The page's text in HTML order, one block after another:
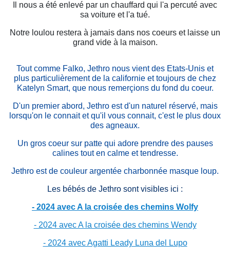
Il nous a été enlevé par un chauffard qui l'a percuté avec
sa voiture et l'a tué.
Notre loulou restera à jamais dans nos coeurs et laisse un
grand vide à la maison.
Tout comme Falko, Jethro nous vient des Etats-Unis et
plus particulièrement de la californie et toujours de chez
Katelyn Smart, que nous remerçions du fond du coeur.
D'un premier abord, Jethro est d'un naturel réservé, mais
lorsqu'on le connait et qu'il vous connait, c'est le plus doux
des agneaux.
Un gros coeur sur patte qui adore prendre des pauses
calines tout en calme et tendresse.
Jethro est de couleur argentée charbonnée masque loup.
Les bébés de Jethro sont visibles ici :
- 2024 avec A la croisée des chemins Wolfy
- 2024 avec A la croisée des chemins Wendy
- 2024 avec Agatti Leady Luna del Lupo